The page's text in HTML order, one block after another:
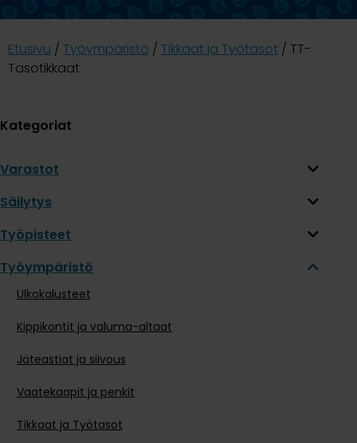
Etusivu / Työympäristö / Tikkaat ja Työtasot / TT-
Tasotikkaat
Kategoriat
Varastot
Säilytys
Työpisteet
Työympäristö
Ulkokalusteet
Kippikontit ja valuma-altaat
Jäteastiat ja siivous
Vaatekaapit ja penkit
Tikkaat ja Työtasot